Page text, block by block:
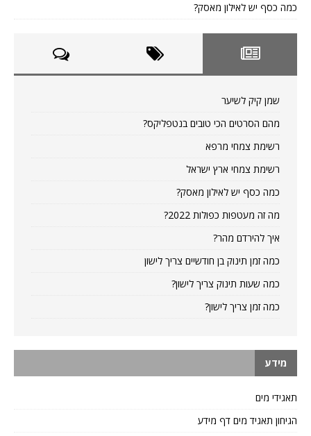
כמה כסף יש לאילון מאסק?
שמן קיק לשיער
מהם הסרטים הכי טובים בנטפליקס?
רשימת צמחי מרפא
רשימת צמחי ארץ ישראל
כמה כסף יש לאילון מאסק?
מה זה מעטפות כפולות 2022?
איך להירדם מהר?
כמה זמן תינוק בן חודשיים צריך לישון
כמה שעות תינוק צריך לישון?
כמה זמן צריך לישון?
מידע
תאגידי מים
הגיחון תאגיד מים דף מידע